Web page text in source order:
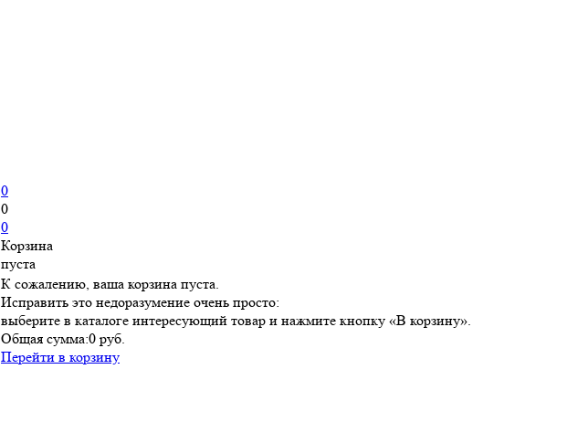
0
0
0
Корзина
пуста
К сожалению, ваша корзина пуста.
Исправить это недоразумение очень просто:
выберите в каталоге интересующий товар и нажмите кнопку «В корзину».
Общая сумма:0 руб.
Перейти в корзину